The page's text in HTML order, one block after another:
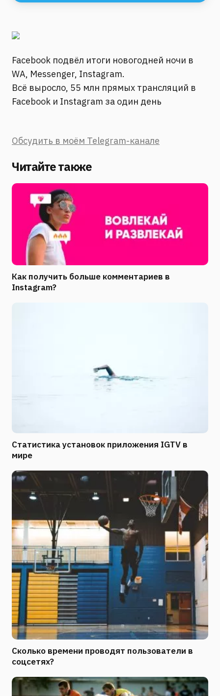
Facebook подвёл итоги новогодней ночи в
WA, Messenger, Instagram.
Всё выросло, 55 млн прямых трансляций в
Facebook и Instagram за один день
Обсудить в моём Telegram-канале
Читайте также
Как получить больше комментариев в
Instagram?
Статистика установок приложения IGTV в
мире
Сколько времени проводят пользователи в
соцсетях?